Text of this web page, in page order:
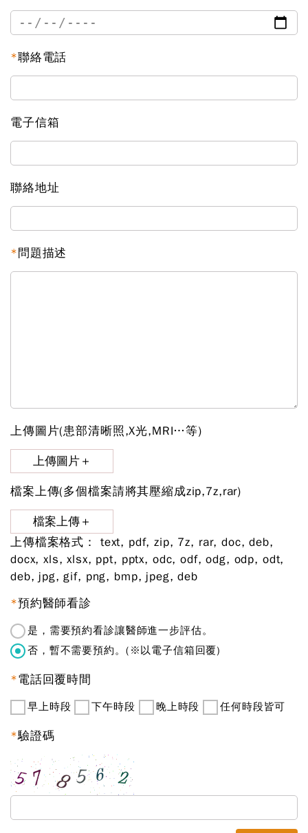
*聯絡電話
電子信箱
聯絡地址
*問題描述
上傳圖片(患部清晰照,X光,MRI…等)
上傳圖片＋
檔案上傳(多個檔案請將其壓縮成zip,7z,rar)
檔案上傳＋
上傳檔案格式： text, pdf, zip, 7z, rar, doc, deb,
docx, xls, xlsx, ppt, pptx, odc, odf, odg, odp, odt,
deb, jpg, gif, png, bmp, jpeg, deb
*預約醫師看診
是，需要預約看診讓醫師進一步評估。
否，暫不需要預約。(※以電子信箱回覆)
*電話回覆時間
早上時段 下午時段 晚上時段 任何時段皆可
*驗證碼